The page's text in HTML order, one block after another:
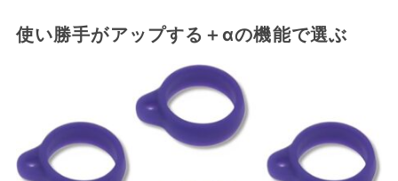
使い勝手がアップする＋αの機能で選ぶ